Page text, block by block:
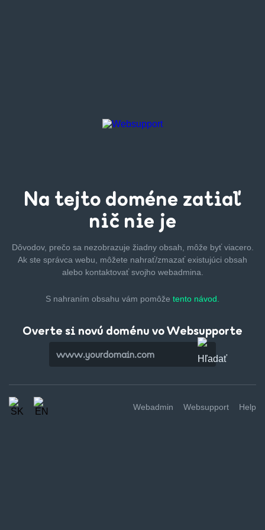
Na tejto doméne zatiaľ
nič nie je
Dôvodov, prečo sa nezobrazuje žiadny obsah, môže byťviacero.
Ak ste správca webu, môžete nahrať/zmazaťexistujúci obsah
alebo kontaktovať svojho webadmina.
S nahraním obsahu vám pomôže tento návod.
Overte si novú doménu vo Websupporte
Webadmin Websupport Help